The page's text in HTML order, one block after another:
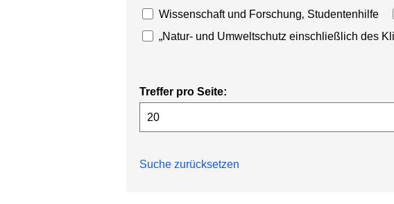
Wissenschaft und Forschung‚ Studentenhilfe
„Natur- und Umweltschutz einschließlich des
Treffer pro Seite:
Suche zurücksetzen